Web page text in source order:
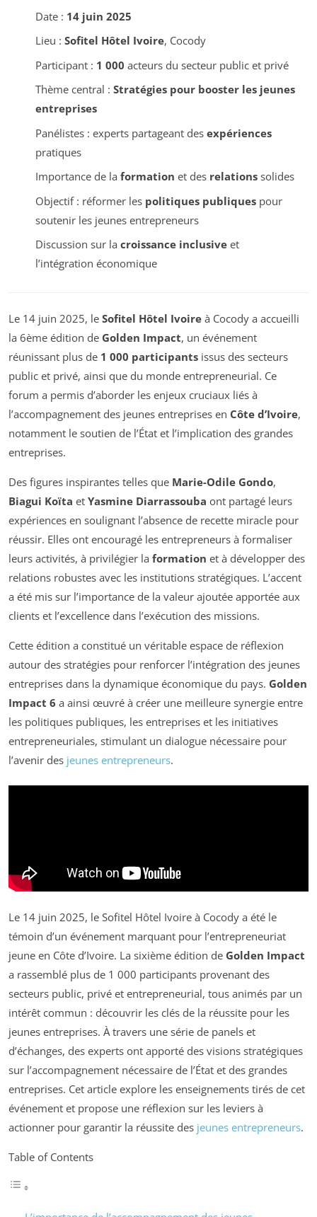
Date : 14 juin 2025
Lieu : Sofitel Hôtel Ivoire, Cocody
Participant : 1 000 acteurs du secteur public et privé
Thème central : Stratégies pour booster les jeunes
entreprises
Panélistes : experts partageant des expériences
pratiques
Importance de la formation et des relationssolides
Objectif : réformer les politiques publiquespour
soutenir les jeunes entrepreneurs
Discussion sur la croissance inclusiveet
l’intégration économique
Le 14 juin 2025, le Sofitel Hôtel Ivoire à Cocody a accueilli
la 6ème édition de Golden Impact, un événement
réunissant plus de 1 000 participants issus des secteurs
public et privé, ainsi que du monde entrepreneurial. Ce
forum a permis d’aborder les enjeux cruciaux liés à
l’accompagnement des jeunes entreprises en Côte d’Ivoire,
notamment le soutien de l’État et l’implication des grandes
entreprises.
Des figures inspirantes telles que Marie-Odile Gondo,
Biagui Koïta et Yasmine Diarrassouba ont partagé leurs
expériences en soulignant l’absence de recette miracle pour
réussir. Elles ont encouragé les entrepreneurs à formaliser
leurs activités, à privilégier la formation et à développer des
relations robustes avec les institutions stratégiques. L’accent
a été mis sur l’importance de la valeur ajoutée apportée aux
clients et l’excellence dans l’exécution des missions.
Cette édition a constitué un véritable espace de réflexion
autour des stratégies pour renforcer l’intégration des jeunes
entreprises dans la dynamique économique du pays. Golden
Impact 6 a ainsi œuvré à créer une meilleure synergie entre
les politiques publiques, les entreprises et les initiatives
entrepreneuriales, stimulant un dialogue nécessaire pour
l’avenir des jeunes entrepreneurs.
Le 14 juin 2025, le Sofitel Hôtel Ivoire à Cocody a été le
témoin d’un événement marquant pour l’entrepreneuriat
jeune en Côte d’Ivoire. La sixième édition de Golden Impact
a rassemblé plus de 1 000 participants provenant des
secteurs public, privé et entrepreneurial, tous animés par un
intérêt commun : découvrir les clés de la réussite pour les
jeunes entreprises. À travers une série de panels et
d’échanges, des experts ont apporté des visions stratégiques
sur l’accompagnement nécessaire de l’État et des grandes
entreprises. Cet article explore les enseignements tirés de cet
événement et propose une réflexion sur les leviers à
actionner pour garantir la réussite des jeunes entrepreneurs.
Table of Contents